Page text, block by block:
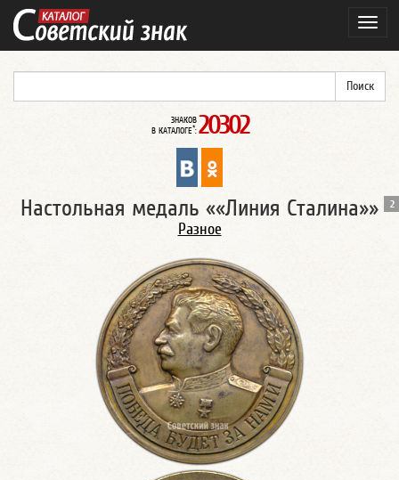
ЗНАКОВ
В КАТАЛОГЕ*: 20302
Настольная медаль ««Линия Сталина»» 2
Разное